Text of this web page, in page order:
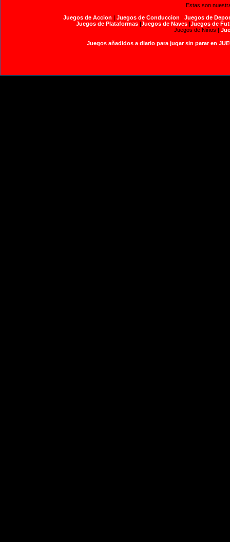
Estas son
Juegos de Accion | Juegos de Conduccion | Juegos de
Juegos de Plataformas|Juegos de Naves|Juegos de
Juegos de Niños |
Juegos añadidos a diario para jugar sin parar en